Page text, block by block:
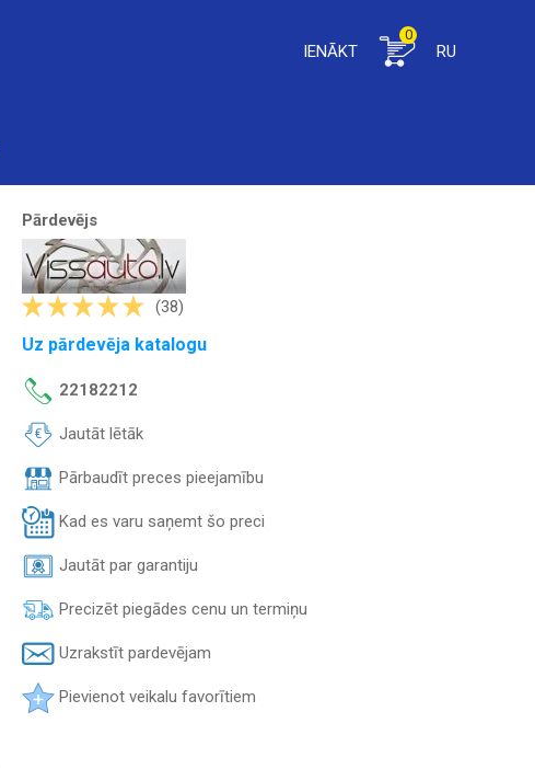
IENĀKT
0
RU
Pārdevējs
(38)
Uz pārdevēja katalogu
22182212
Jautāt lētāk
Pārbaudīt preces pieejamību
Kad es varu saņemt šo preci
Jautāt par garantiju
Precizēt piegādes cenu un termiņu
Uzrakstīt pardevējam
Pievienot veikalu favorītiem